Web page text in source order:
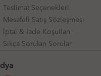
Teslimat Seçenekleri
Mesafeli Satış Sözleşmesi
İptal & İade Koşulları
Sıkça Sorulan Sorular